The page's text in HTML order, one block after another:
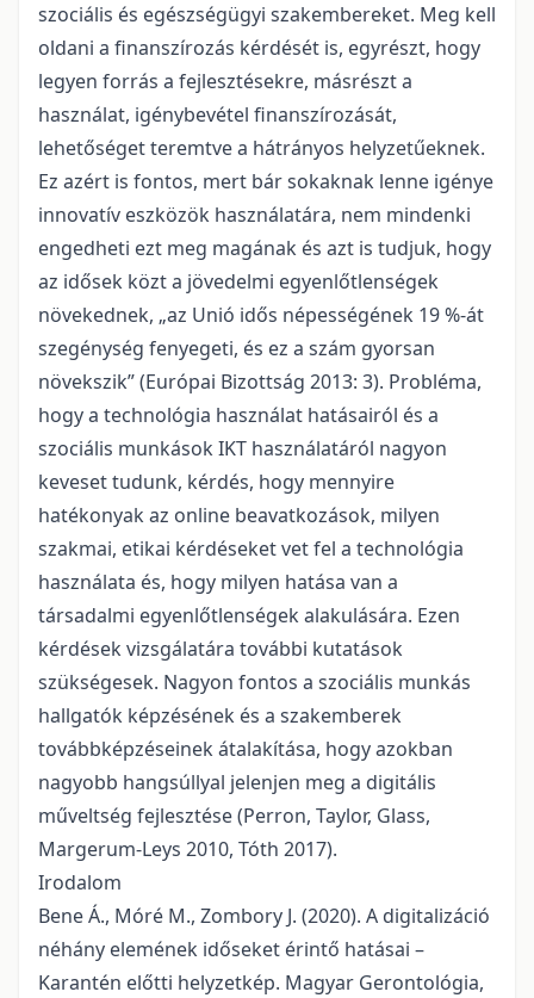
szociális és egészségügyi szakembereket. Meg kell
oldani a finanszírozás kérdését is, egyrészt, hogy
legyen forrás a fejlesztésekre, másrészt a
használat, igénybevétel finanszírozását,
lehetőséget teremtve a hátrányos helyzetűeknek.
Ez azért is fontos, mert bár sokaknak lenne igénye
innovatív eszközök használatára, nem mindenki
engedheti ezt meg magának és azt is tudjuk, hogy
az idősek közt a jövedelmi egyenlőtlenségek
növekednek, „az Unió idős népességének 19 %-át
szegénység fenyegeti, és ez a szám gyorsan
növekszik” (Európai Bizottság 2013: 3). Probléma,
hogy a technológia használat hatásairól és a
szociális munkások IKT használatáról nagyon
keveset tudunk, kérdés, hogy mennyire
hatékonyak az online beavatkozások, milyen
szakmai, etikai kérdéseket vet fel a technológia
használata és, hogy milyen hatása van a
társadalmi egyenlőtlenségek alakulására. Ezen
kérdések vizsgálatára további kutatások
szükségesek. Nagyon fontos a szociális munkás
hallgatók képzésének és a szakemberek
továbbképzéseinek átalakítása, hogy azokban
nagyobb hangsúllyal jelenjen meg a digitális
műveltség fejlesztése (Perron, Taylor, Glass,
Margerum-Leys 2010, Tóth 2017).
Irodalom
Bene Á., Móré M., Zombory J. (2020). A digitalizáció
néhány elemének időseket érintő hatásai –
Karantén előtti helyzetkép. Magyar Gerontológia,